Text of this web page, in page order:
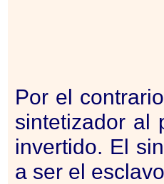
Por el
sintetizador al
invertido. El
a ser el